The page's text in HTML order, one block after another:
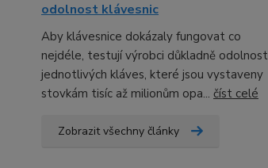
odolnost klávesnic
Aby klávesnice dokázaly fungovat co
nejdéle, testují výrobci důkladně odolnost
jednotlivých kláves, které jsou vystaveny
stovkám tisíc až milionům opa... číst celé
Zobrazit všechny články